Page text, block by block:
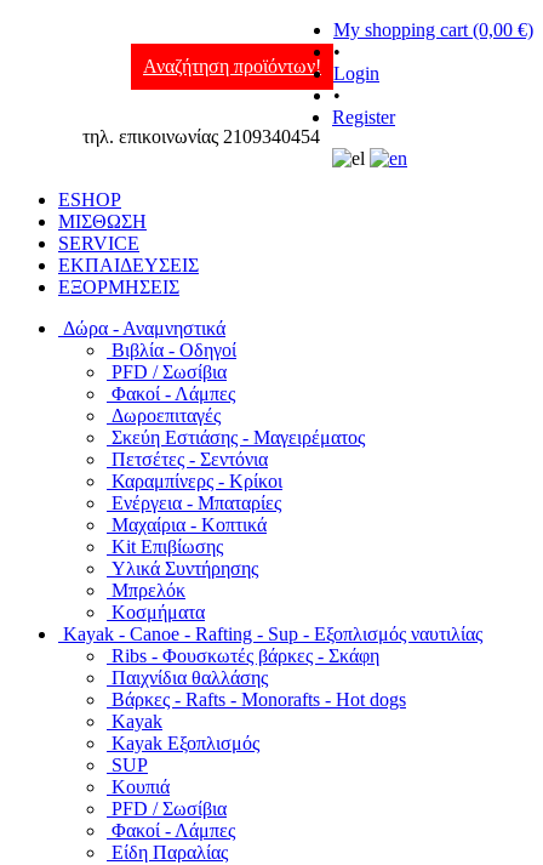
Αναζήτηση προϊόντων!
τηλ. επικοινωνίας 2109340454
My shopping cart (0,00 €)
•
Login
•
Register
ESHOP
ΜΙΣΘΩΣΗ
SERVICE
ΕΚΠΑΙΔΕΥΣΕΙΣ
ΕΞΟΡΜΗΣΕΙΣ
Δώρα - Αναμνηστικά
Βιβλία - Οδηγοί
PFD / Σωσίβια
Φακοί - Λάμπες
Δωροεπιταγές
Σκεύη Εστιάσης - Μαγειρέματος
Πετσέτες - Σεντόνια
Καραμπίνερς - Κρίκοι
Ενέργεια - Μπαταρίες
Μαχαίρια - Κοπτικά
Kit Επιβίωσης
Υλικά Συντήρησης
Μπρελόκ
Κοσμήματα
Kayak - Canoe - Rafting - Sup - Εξοπλισμός ναυτιλίας
Ribs - Φουσκωτές βάρκες - Σκάφη
Παιχνίδια θαλλάσης
Βάρκες - Rafts - Monorafts - Hot dogs
Kayak
Kayak Εξοπλισμός
SUP
Κουπιά
PFD / Σωσίβια
Φακοί - Λάμπες
Είδη Παραλίας